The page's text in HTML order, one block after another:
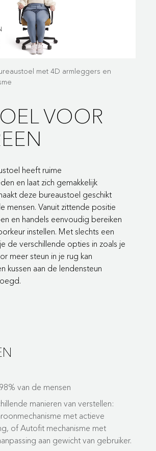
VOOR
heeft ruime
en laat zich gemakkelijk
deze bureaustoel geschikt
mensen. Vanuit zittende positie
en handels eenvoudig bereiken
instellen. Met slechts een
de verschillende opties in zoals je
meer steun in je rug kan
kussen aan de lendensteun
met 4D armleggers en
van de mensen
manieren van verstellen:
met actieve
of Autofit mechanisme met
aan gewicht van gebruiker.